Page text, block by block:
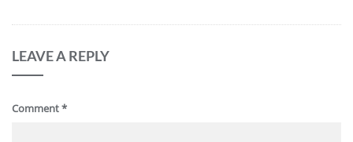
LEAVE A REPLY
Comment*